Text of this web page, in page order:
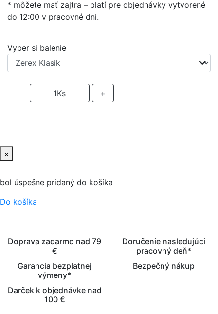
* môžete mať zajtra – platí pre objednávky vytvorené
do 12:00 v pracovné dni.
Vyber si balenie
1Ks +
×
bol úspešne pridaný do košíka
Do košíka
Doprava zadarmo nad 79
€
Doručenie nasledujúci
pracovný deň*
Garancia bezplatnej
výmeny*
Bezpečný nákup
Darček k objednávke nad
100 €